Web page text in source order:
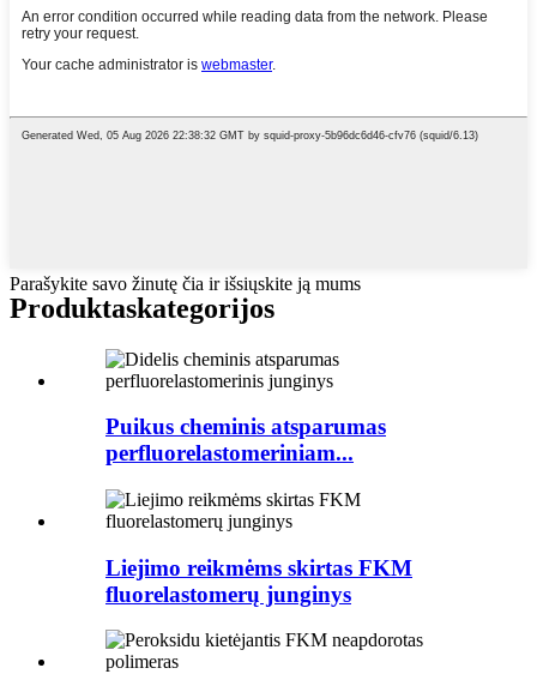
Parašykite savo žinutę čia ir išsiųskite ją mums
Produktaskategorijos
Puikus cheminis atsparumas
perfluorelastomeriniam...
Liejimo reikmėms skirtas FKM
fluorelastomerų junginys